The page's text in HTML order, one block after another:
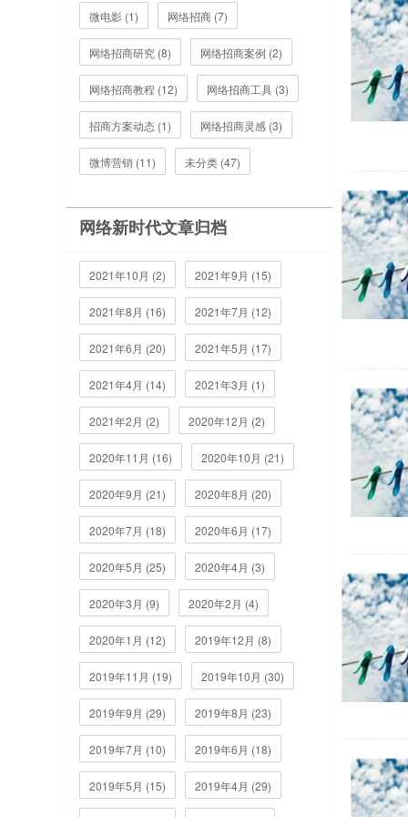
微电影 (1) 网络招商 (7)
网络招商研究 (8) 网络招商案例 (2)
网络招商教程 (12) 网络招商工具 (3)
招商方案动态 (1) 网络招商灵感 (3)
微博营销 (11) 未分类 (47)
网络新时代文章归档
2021年10月 (2) 2021年9月 (15)
2021年8月 (16) 2021年7月 (12)
2021年6月 (20) 2021年5月 (17)
2021年4月 (14) 2021年3月 (1)
2021年2月 (2) 2020年12月 (2)
2020年11月 (16) 2020年10月 (21)
2020年9月 (21) 2020年8月 (20)
2020年7月 (18) 2020年6月 (17)
2020年5月 (25) 2020年4月 (3)
2020年3月 (9) 2020年2月 (4)
2020年1月 (12) 2019年12月 (8)
2019年11月 (19) 2019年10月 (30)
2019年9月 (29) 2019年8月 (23)
2019年7月 (10) 2019年6月 (18)
2019年5月 (15) 2019年4月 (29)